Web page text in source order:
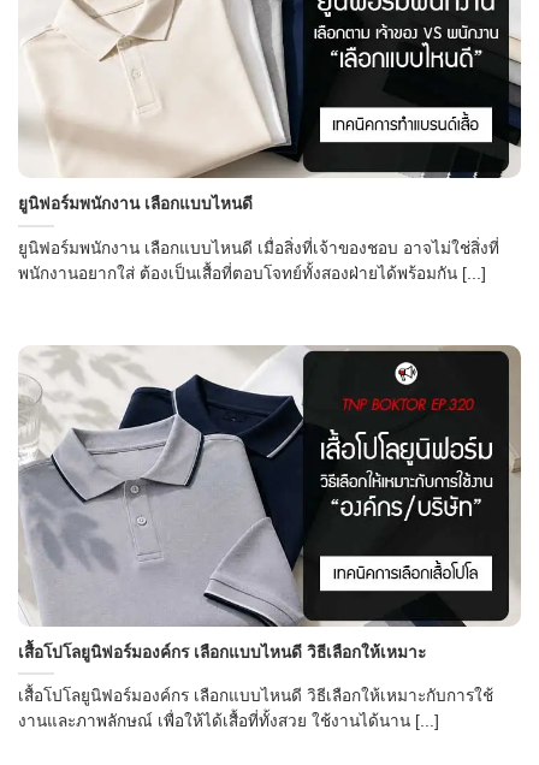
ยูนิฟอร์มพนักงาน เลือกแบบไหนดี
ยูนิฟอร์มพนักงาน เลือกแบบไหนดี เมื่อสิ่งที่เจ้าของชอบ อาจไม่ใช่สิ่งที่
พนักงานอยากใส่ ต้องเป็นเสื้อที่ตอบโจทย์ทั้งสองฝ่ายได้พร้อมกัน [...]
เสื้อโปโลยูนิฟอร์มองค์กร เลือกแบบไหนดี วิธีเลือกให้เหมาะ
เสื้อโปโลยูนิฟอร์มองค์กร เลือกแบบไหนดี วิธีเลือกให้เหมาะกับการใช้
งานและภาพลักษณ์ เพื่อให้ได้เสื้อที่ทั้งสวย ใช้งานได้นาน [...]